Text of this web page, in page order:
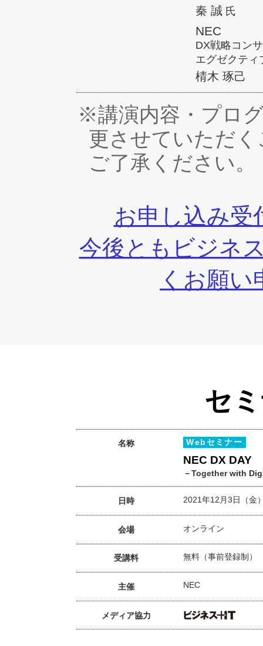
秦 誠 氏
NEC
DX戦略コン
エグゼクティ
棈木 琢己
※講演内容・プロ
更させていただ
ご了承ください。
お申し込み受
今後ともビジネ
くお願
セ
名称 Webセミナー
NEC DX DAY
－Together with
日時 2021年12月3日（金
会場 オンライン
受講料 無料（事前登録制）
主催 NEC
メディア協力